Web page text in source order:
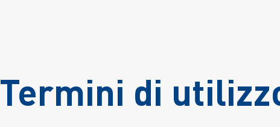
Termini di